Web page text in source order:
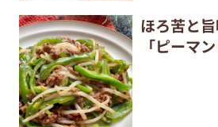
ほろ苦と
「ピーマ